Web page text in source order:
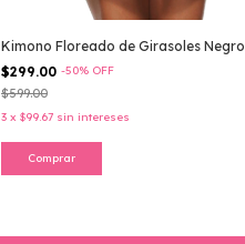
Kimono Floreado de Girasoles Negro
$299.00 -50% OFF
$599.00
3 x $99.67 sin intereses
Comprar